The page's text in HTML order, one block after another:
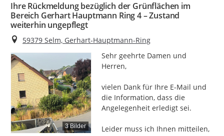
Ihre Rückmeldung bezüglich der Grünflächen im
Bereich Gerhart Hauptmann Ring 4 – Zustand
weiterhin ungepflegt
Ort
59379 Selm, Gerhart-Hauptmann-Ring
3 Bilder
Sehr geehrte Damen und
Herren,
vielen Dank für Ihre E-Mail und
die Information, dass die
Angelegenheit erledigt sei.
Leider muss ich Ihnen mitteilen,